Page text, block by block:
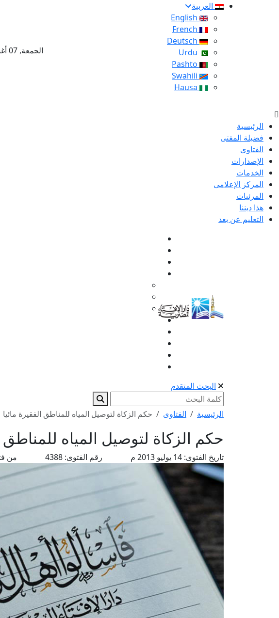
العربية
الجمعة, 07 أغسطس 2026 – 24 صفر 1448 هـ
الرئيسية
فضيلة المفتى
الفتاوى
الإصدارات
الخدمات
المركز الإعلامى
المرئيات
هذا ديننا
التعليم عن بعد
البحث المتقدم
الرئيسية الفتاوى حكم الزكاة لتوصيل المياه للمناطق الفقيرة مائيا
حكم الزكاة لتوصيل المياه للمناطق
تاريخ الفتوى: رقم الفتوى: من